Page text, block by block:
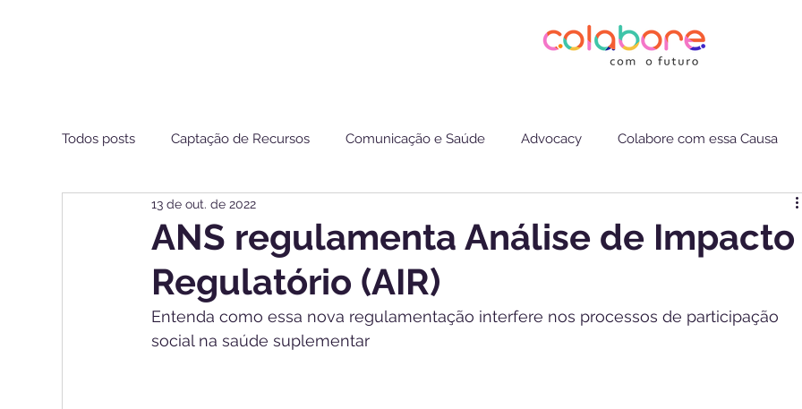
Todos posts Captação de Recursos Comunicação e Saúde Advocacy Colabore com essa Causa
Estamos de Olho ANS
ANS regulamenta Análise de Impacto
Regulatório (AIR)
13 de out. de 2022
Entenda como essa nova regulamentação interfere nos processos de participação
social na saúde suplementar